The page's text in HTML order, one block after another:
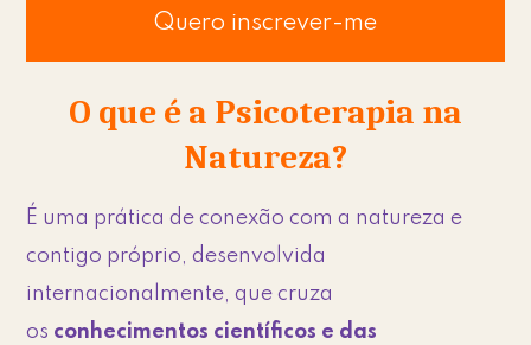
Quero inscrever-me
O que é a Psicoterapia na
Natureza?
É uma prática de conexão com a natureza e
contigo próprio, desenvolvida
internacionalmente, que cruza
os conhecimentos científicos e das